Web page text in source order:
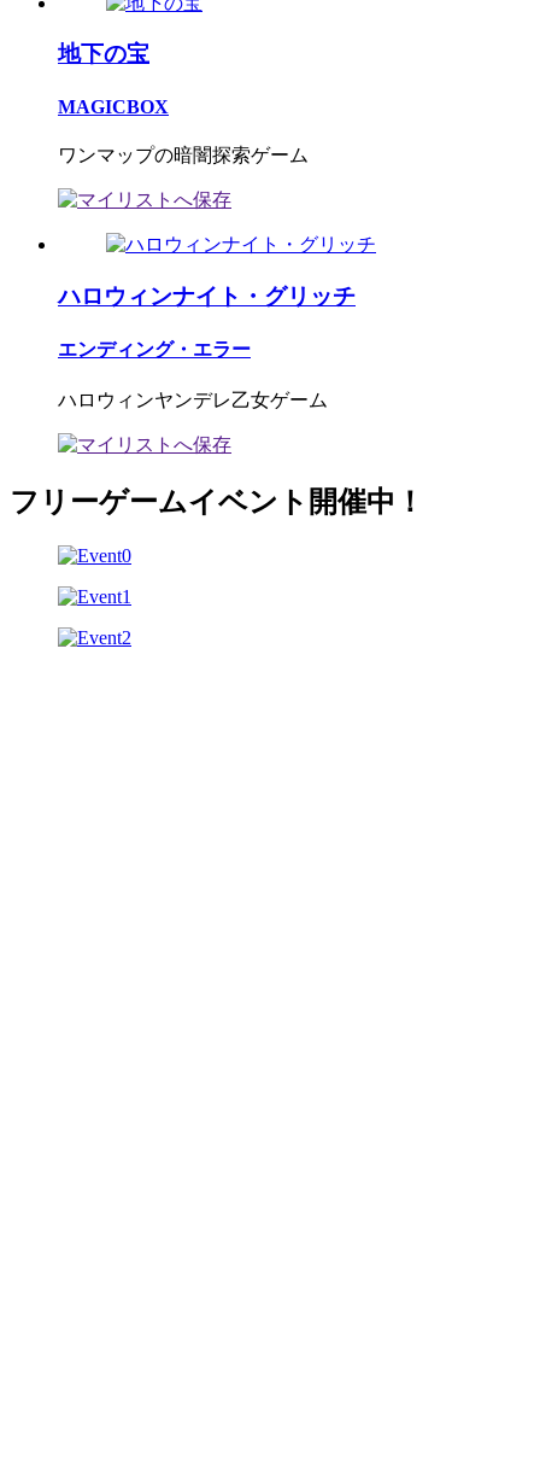
地下の宝
MAGICBOX
ワンマップの暗闇探索ゲーム
ハロウィンナイト・グリッチ
エンディング・エラー
ハロウィンヤンデレ乙女ゲーム
フリーゲームイベント開催中！